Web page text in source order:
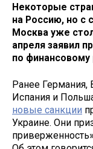
Некоторые
на Россию, но с
Москва уже
апреля заявил
по финансовому
Ранее Германия,
Испания и
новые санкции
Украине. Они